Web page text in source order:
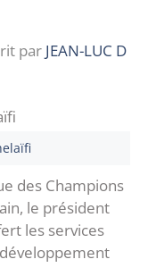
par JEAN-LUC D
des Champions
le président
les services